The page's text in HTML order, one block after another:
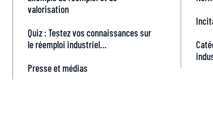
valorisation
Quiz : Testez vos connaissances sur
le réemploi industriel…
Presse et médias